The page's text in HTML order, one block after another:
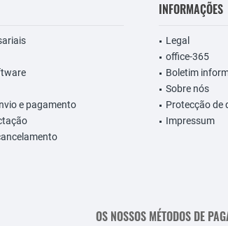
e pagamento
INFORMAÇÕES
Legal
office-365
Boletim
Sobre nós
Protecção de
Impressum
OS NOSSOS MÉTODOS DE